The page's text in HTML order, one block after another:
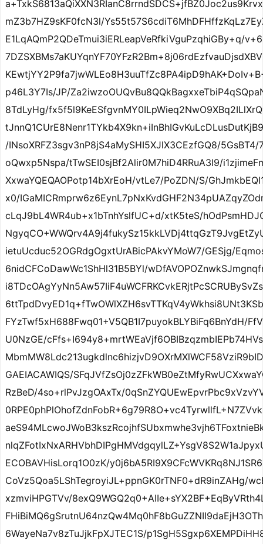
mZ3b7HZ9sKF0fcN3l/
E1LqAQmP2QDeTmui3iERLeapVeRfkiVguPzqhiGBy+q/
p46L3Y7Is/JP/
8TdLyHg/
/INsoXRFZ3sgv3nP8jS4aMySHI5XJlX3CEzfGQ8/5GsBT4/
oQwxp5Nspa/tTwSEI0sjBf2Alir0M7hiD4RRuA3I9/
XxwaYQEQAOPotp14bXrEoH/vtLe7/PoZDN/S/
x0/
cLqJ9bL4WR4ub+x1bTnhYslfUC+d/xtK5teS/
ietuUcduc52OGRdgOgxtUrABicPAkvYMoW7/GESjg/
6nidCFCoDawWc1ShHl31B5BYl/
FYzTwf5xH688Fwq01+V5QB1I7puyokBLYBiFq6BnYdH/
U0NzGE/
GAEIACAWIQS/
RzBeD/4so+rlPvJzgOAxTx/
ECOBAVHisLorq1O0zK/
CoVz5Qoa5LShTegroyiJL+ppnGK0rTNF0+dR9inZAHg/
xzmviHPGTVv/
6WayeNa7v8zTuJjkFpXJTEC1S/